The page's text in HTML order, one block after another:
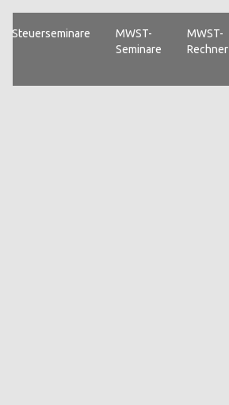
Steuerseminare
MWST-
Seminare
MWST-
Rechner